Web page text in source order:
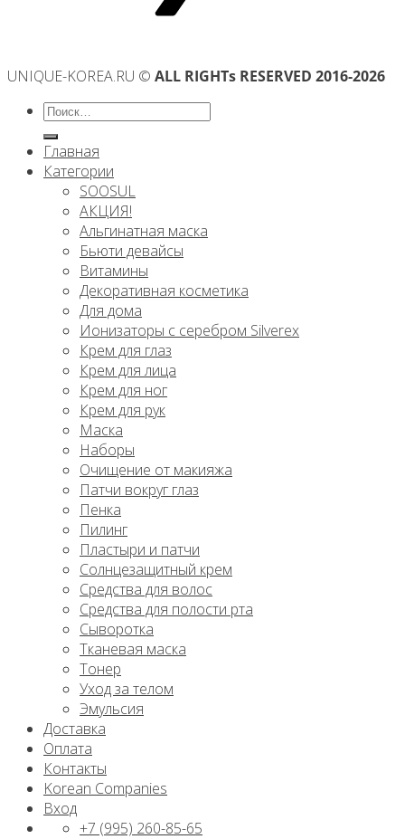
UNIQUE-KOREA.RU © ALL RIGHTs RESERVED 2016-2026
Искать:
Главная
Категории
SOOSUL
АКЦИЯ!
Альгинатная маска
Бьюти девайсы
Витамины
Декоративная косметика
Для дома
Ионизаторы с серебром Silverex
Крем для глаз
Крем для лица
Крем для ног
Крем для рук
Маска
Наборы
Очищение от макияжа
Патчи вокруг глаз
Пенка
Пилинг
Пластыри и патчи
Солнцезащитный крем
Средства для волос
Средства для полости рта
Сыворотка
Тканевая маска
Тонер
Уход за телом
Эмульсия
Доставка
Оплата
Контакты
Korean Companies
Вход
+7 (995) 260-85-65